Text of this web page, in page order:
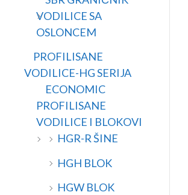
VODILICE SA
OSLONCEM
PROFILISANE
VODILICE-HG SERIJA
ECONOMIC
PROFILISANE
VODILICE I BLOKOVI
HGR-R ŠINE
HGH BLOK
HGW BLOK